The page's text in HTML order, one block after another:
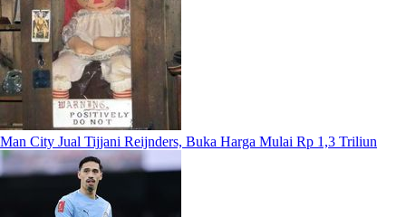
Man City Jual Tijjani Reijnders, Buka Harga Mulai Rp 1,3 Triliun